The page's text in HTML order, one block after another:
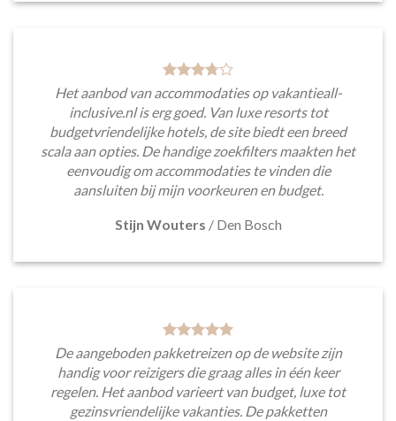
Het aanbod van accommodaties op vakantieall-
inclusive.nl is erg goed. Van luxe resorts tot
budgetvriendelijke hotels, de site biedt een breed
scala aan opties. De handige zoekfilters maakten het
eenvoudig om accommodaties te vinden die
aansluiten bij mijn voorkeuren en budget.
Stijn Wouters / Den Bosch
De aangeboden pakketreizen op de website zijn
handig voor reizigers die graag alles in één keer
regelen. Het aanbod varieert van budget, luxe tot
gezinsvriendelijke vakanties. De pakketten